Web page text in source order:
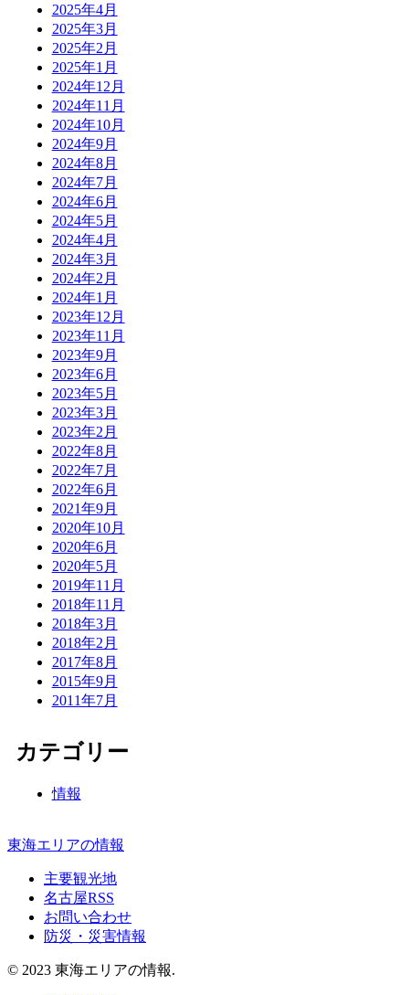
2025年4月
2025年3月
2025年2月
2025年1月
2024年12月
2024年11月
2024年10月
2024年9月
2024年8月
2024年7月
2024年6月
2024年5月
2024年4月
2024年3月
2024年2月
2024年1月
2023年12月
2023年11月
2023年9月
2023年6月
2023年5月
2023年3月
2023年2月
2022年8月
2022年7月
2022年6月
2021年9月
2020年10月
2020年6月
2020年5月
2019年11月
2018年11月
2018年3月
2018年2月
2017年8月
2015年9月
2011年7月
カテゴリー
情報
東海エリアの情報
主要観光地
名古屋RSS
お問い合わせ
防災・災害情報
© 2023 東海エリアの情報.